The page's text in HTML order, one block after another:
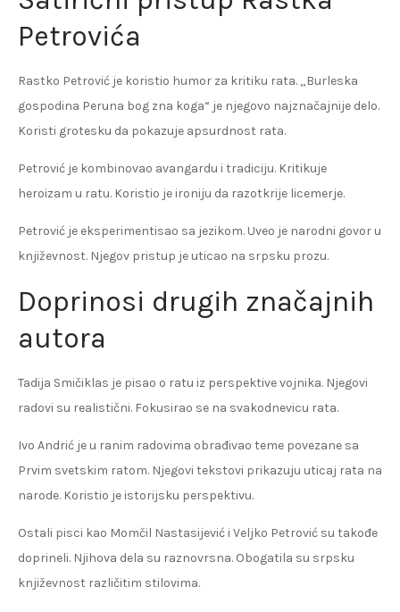
Petrovića
Rastko Petrović je koristio humor za kritiku rata. „Burleska
gospodina Peruna bog zna koga“ je njegovo najznačajnije delo.
Koristi grotesku da pokazuje apsurdnost rata.
Petrović je kombinovao avangardu i tradiciju. Kritikuje
heroizam u ratu. Koristio je ironiju da razotkrije licemerje.
Petrović je eksperimentisao sa jezikom. Uveo je narodni govor u
književnost. Njegov pristup je uticao na srpsku prozu.
Doprinosi drugih značajnih
autora
Tadija Smičiklas je pisao o ratu iz perspektive vojnika. Njegovi
radovi su realistični. Fokusirao se na svakodnevicu rata.
Ivo Andrić je u ranim radovima obrađivao teme povezane sa
Prvim svetskim ratom. Njegovi tekstovi prikazuju uticaj rata na
narode. Koristio je istorijsku perspektivu.
Ostali pisci kao Momčil Nastasijević i Veljko Petrović su takođe
doprineli. Njihova dela su raznovrsna. Obogatila su srpsku
književnost različitim stilovima.